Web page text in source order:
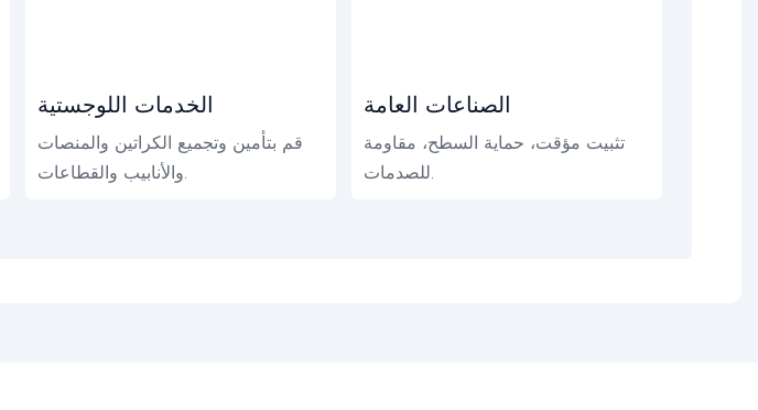
الخدمات اللوجستية
قم بتأمين وتجميع الكراتين والمنصات
الصناعات العامة
تثبيت مؤقت، حماية السطح، مقاومة